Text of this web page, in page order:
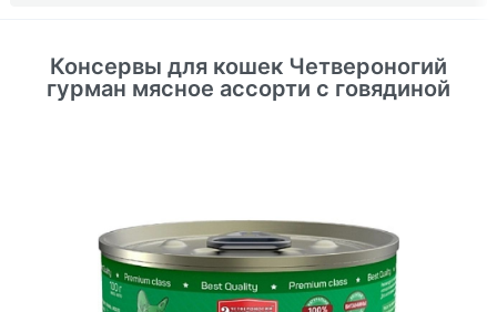
Консервы для кошек Четвероногий
гурман мясное ассорти с говядиной